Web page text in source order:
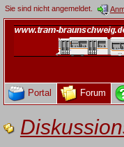
Sie sind nicht angemeldet.
Portal Forum